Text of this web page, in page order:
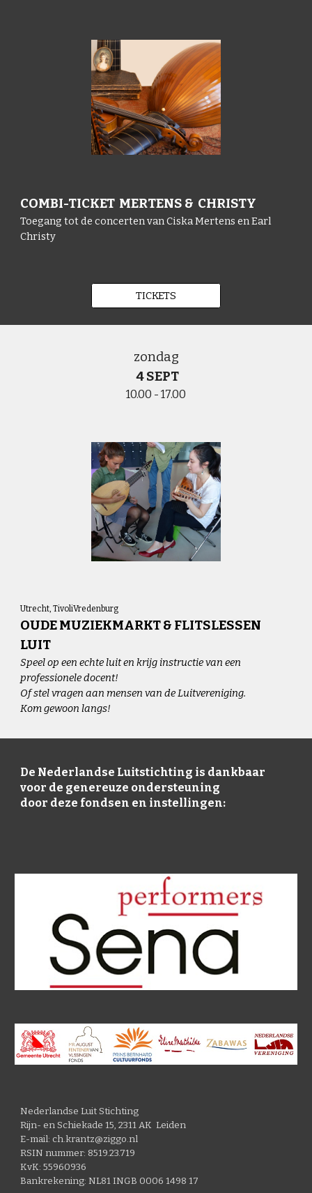
COMBI-TICKET MERTENS & CHRISTY
Toegang tot de concerten van Ciska Mertens en Earl
Christy
TICKETS
zondag
4 SEPT
10.00 - 17.00
Utrecht, TivoliVredenburg
OUDE MUZIEKMARKT & FLITSLESSEN
LUIT
Speel op een echte luit en krijg instructie van een
professionele docent!
Of stel vragen aan mensen van de Luitvereniging.
Kom gewoon langs!
De Nederlandse Luitstichting is dankbaar
voor de genereuze ondersteuning
door deze fondsen en instellingen:
Nederlandse Luit Stichting
Rijn- en Schiekade 15, 2311 AK Leiden
E-mail: ch.krantz@ziggo.nl
RSIN nummer: 8519.23.719
KvK: 55960936
Bankrekening: NL81 INGB 0006 1498 17